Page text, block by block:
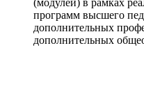
(модулей) в рамках
программ высшего
дополнительных
дополнительных